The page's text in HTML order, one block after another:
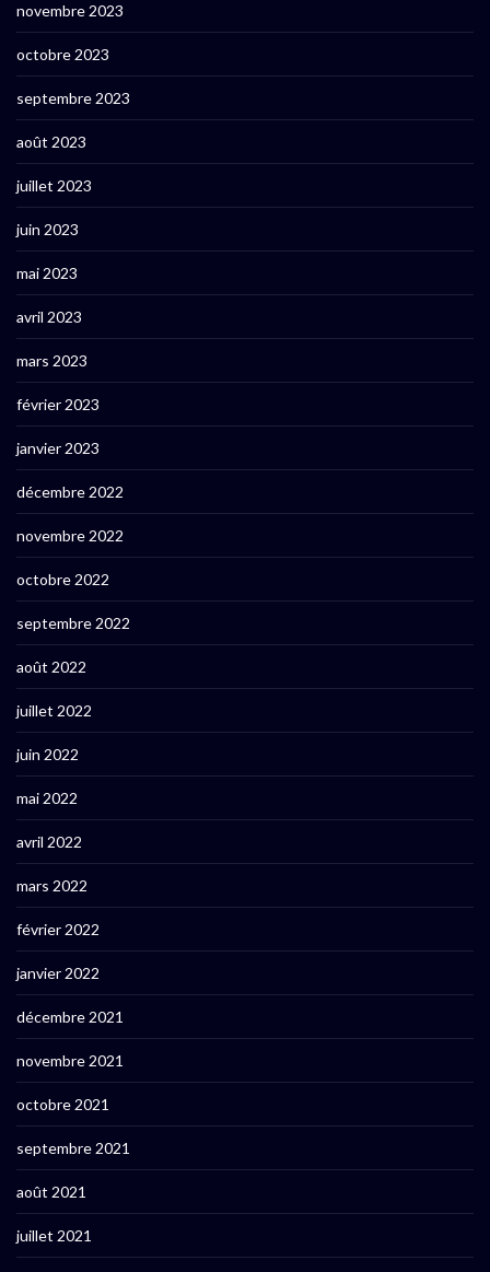
novembre 2023
octobre 2023
septembre 2023
août 2023
juillet 2023
juin 2023
mai 2023
avril 2023
mars 2023
février 2023
janvier 2023
décembre 2022
novembre 2022
octobre 2022
septembre 2022
août 2022
juillet 2022
juin 2022
mai 2022
avril 2022
mars 2022
février 2022
janvier 2022
décembre 2021
novembre 2021
octobre 2021
septembre 2021
août 2021
juillet 2021